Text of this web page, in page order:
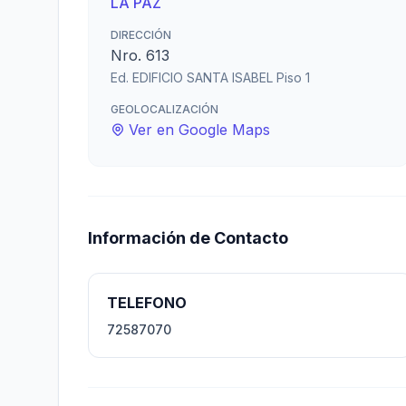
DIRECCIÓN
Nro. 613
Ed. EDIFICIO SANTA ISABEL Piso 1
GEOLOCALIZACIÓN
Ver en Google Maps
Información de Contacto
TELEFONO
72587070